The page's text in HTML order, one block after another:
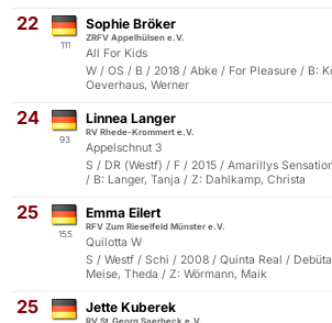
22
111
Sophie Bröker
ZRFV Appelhülsen e.V.
All For Kids
W / OS / B / 2018 / Abke / For Pleasure / B:
Oeverhaus, Werner
24
93
Linnea Langer
RV Rhede-Krommert e.V.
Appelschnut 3
S / DR (Westf) / F / 2015 / Amarillys
/ B: Langer, Tanja / Z: Dahlkamp, Christa
25
155
Emma Eilert
RFV Zum Rieselfeld Münster e.V.
Quilotta W
S / Westf / Schi / 2008 / Quinta Real /
Meise, Theda / Z: Wörmann, Maik
25 Jette Kuberek
RV St.Georg Saerbeck e.V.